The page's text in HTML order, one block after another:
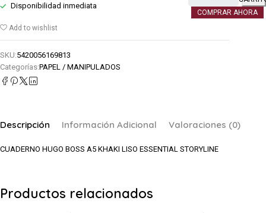
Disponibilidad inmediata
COMPRAR AHORA
Add to wishlist
SKU:5420056169813
Categorías:PAPEL / MANIPULADOS
Descripción Información Adicional Valoraciones (0)
CUADERNO HUGO BOSS A5 KHAKI LISO ESSENTIAL STORYLINE
Productos relacionados